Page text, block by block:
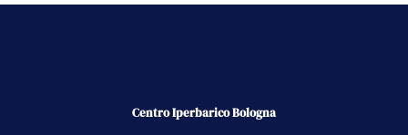
Centro Iperbarico Bologna